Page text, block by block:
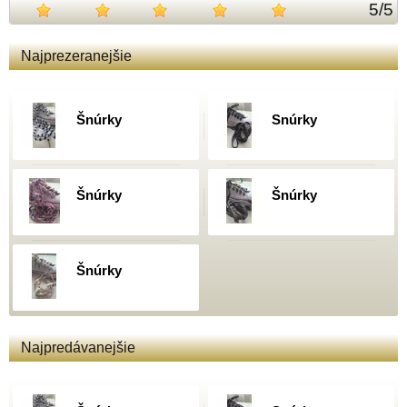
5/5
Najprezeranejšie
Šnúrky Snúrky
Šnúrky Šnúrky
Šnúrky
Najpredávanejšie